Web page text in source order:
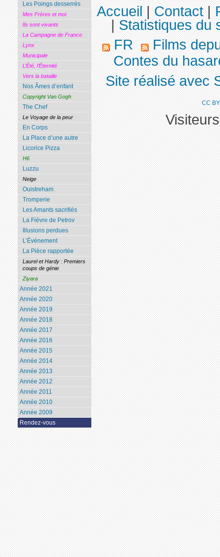
Les Poings desserrés
Mes Frères et moi
Ils sont vivants
La Campagne de France
Lynx
Municipale
L’Été, l’Éternité
Vers la bataille
Nos Âmes d’enfant
Copyright Van Gogh
The Chef
Le Voyage de la peur
En Corps
La Place d’une autre
Licorice Pizza
H6
Luzzu
Neige
Ouistreham
Tromperie
Les Amants sacrifiés
La Fièvre de Petrov
Illusions perdues
L’Événement
La Pièce rapportée
Laurel et Hardy : Premiers
coups de génie
Ziyara
Année 2021
Année 2020
Année 2019
Année 2018
Année 2017
Année 2016
Année 2015
Année 2014
Année 2013
Année 2012
Année 2011
Année 2010
Année 2009
Rendez-vous
Accueil|Contact|
|Statistiques du
FR
Films
Contes du
Site réalisé avec
CC